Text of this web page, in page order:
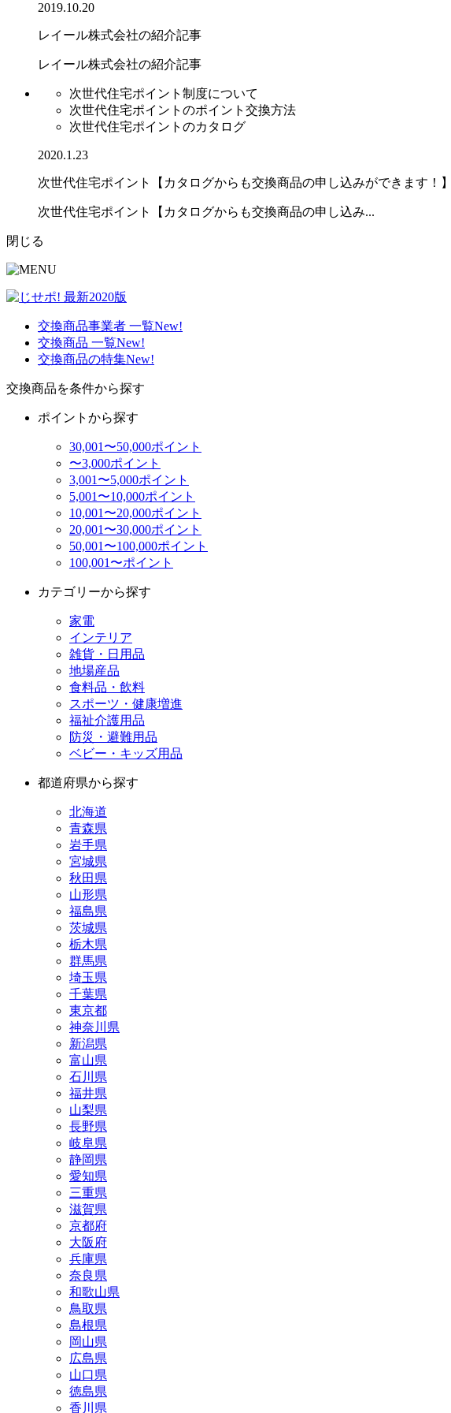
2019.10.20
レイール株式会社の紹介記事
レイール株式会社の紹介記事
次世代住宅ポイント制度について
次世代住宅ポイントのポイント交換方法
次世代住宅ポイントのカタログ
2020.1.23
次世代住宅ポイント【カタログからも交換商品の申し込みができます！】
次世代住宅ポイント【カタログからも交換商品の申し込み...
閉じる
交換商品事業者 一覧New!
交換商品 一覧New!
交換商品の特集New!
交換商品を条件から探す
ポイントから探す
30,001〜50,000ポイント
〜3,000ポイント
3,001〜5,000ポイント
5,001〜10,000ポイント
10,001〜20,000ポイント
20,001〜30,000ポイント
50,001〜100,000ポイント
100,001〜ポイント
カテゴリーから探す
家電
インテリア
雑貨・日用品
地場産品
食料品・飲料
スポーツ・健康増進
福祉介護用品
防災・避難用品
ベビー・キッズ用品
都道府県から探す
北海道
青森県
岩手県
宮城県
秋田県
山形県
福島県
茨城県
栃木県
群馬県
埼玉県
千葉県
東京都
神奈川県
新潟県
富山県
石川県
福井県
山梨県
長野県
岐阜県
静岡県
愛知県
三重県
滋賀県
京都府
大阪府
兵庫県
奈良県
和歌山県
鳥取県
島根県
岡山県
広島県
山口県
徳島県
香川県